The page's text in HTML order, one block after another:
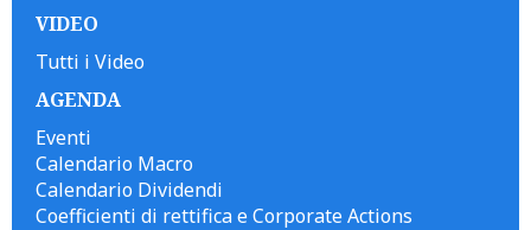
VIDEO
Tutti i Video
AGENDA
Eventi
Calendario Macro
Calendario Dividendi
Coefficienti di rettifica e Corporate Actions